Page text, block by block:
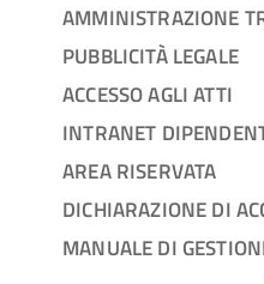
AMMINISTRAZIONE
PUBBLICITÀ LEGALE
ACCESSO AGLI ATTI
INTRANET
AREA RISERVATA
DICHIARAZIONE DI
MANUALE DI